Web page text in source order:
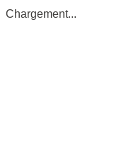
Chargement...